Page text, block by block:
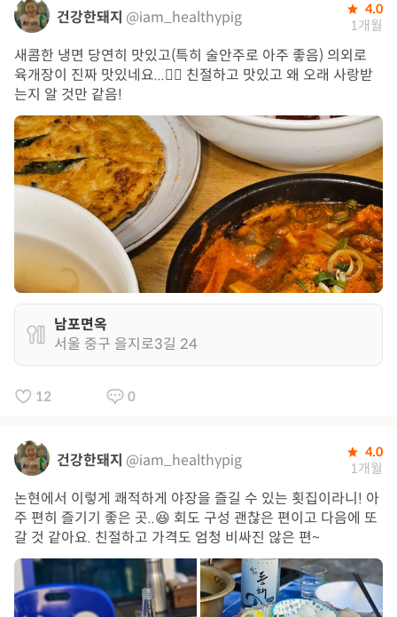
건강한돼지 @iam_healthypig 4.0
1개월
새콤한 냉면 당연히 맛있고(특히 술안주로 아주 좋음) 의외로
육개장이 진짜 맛있네요...👍🏻 친절하고 맛있고 왜 오래 사랑받
는지 알 것만 같음!
남포면옥
서울 중구 을지로3길 24
12 0
건강한돼지 @iam_healthypig 4.0
1개월
논현에서 이렇게 쾌적하게 야장을 즐길 수 있는 횟집이라니! 아
주 편히 즐기기 좋은 곳..😆 회도 구성 괜찮은 편이고 다음에 또
갈 것 같아요. 친절하고 가격도 엄청 비싸진 않은 편~